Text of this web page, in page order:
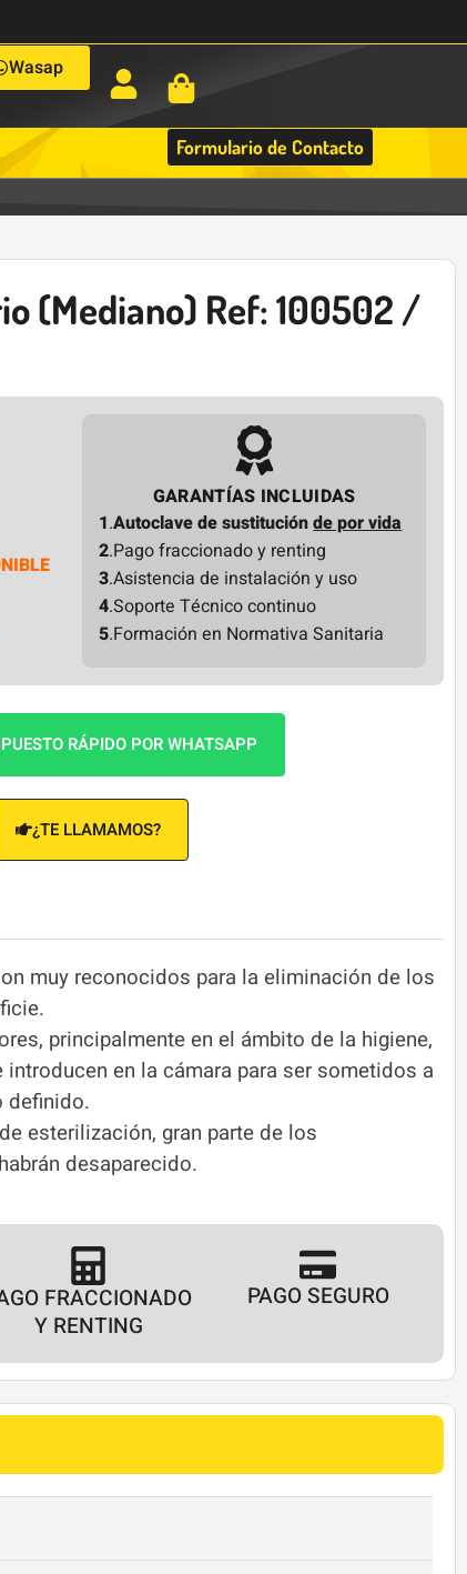
Wasap
Formulario de Contacto
(Mediano) Ref: 100502 /
GARANTÍAS INCLUIDAS
1.Autoclave de sustituciónde por vida
2.Pago fraccionado y renting
3.Asistencia de instalación y uso
4.Soporte Técnico continuo
5.Formación en Normativa Sanitaria
RÁPIDO POR WHATSAPP
¿TE LLAMAMOS?
muy reconocidos para la eliminación de los
principalmente en el ámbito de la higiene,
en la cámara para ser sometidos a
definido.
esterilización, gran parte de los
desaparecido.
FRACCIONADO
Y RENTING
PAGO SEGURO